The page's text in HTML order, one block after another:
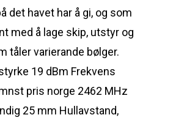
det havet har å gi, og som
med å lage skip, utstyr og
tåler varierande bølger.
19 dBm Frekvens
pris norge 2462 MHz
25 mm Hullavstand,